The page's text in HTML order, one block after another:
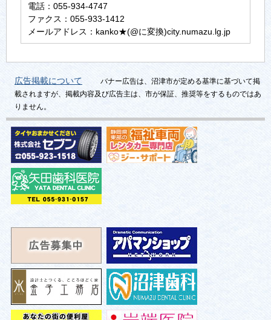
電話：055-934-4747
ファクス：055-933-1412
メールアドレス：kanko★(@に変換)city.numazu.lg.jp
広告掲載について
バナー広告は、沼津市が定める基準に基づいて掲
載されますが、掲載内容及び広告主は、市が保証、推奨等をするものではあ
りません。